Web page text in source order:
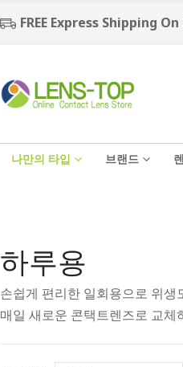
FREE Express Shipping
나만의 타입 브랜드
하루용
손쉽게 편리한 일회용으로 위생
매일 새로운 콘택트렌즈로 교